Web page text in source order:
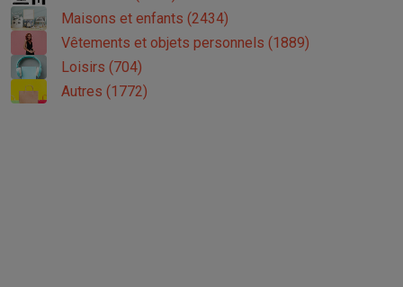
Maisons et enfants (2434)
Vêtements et objets personnels (1889)
Loisirs (704)
Autres (1772)